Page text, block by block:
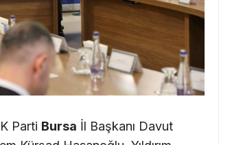
Parti Bursa İl Başkanı Davut